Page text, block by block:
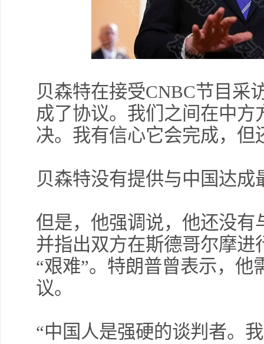
贝森特在接受CNBC节目采
成了协议。我们之间在中
决。我有信心它会完成，但
贝森特没有提供与中国达
但是，他强调说，他还没
并指出双方在斯德哥尔摩
“艰难”。特朗普曾表示，
议。
“中国人是强硬的谈判者。